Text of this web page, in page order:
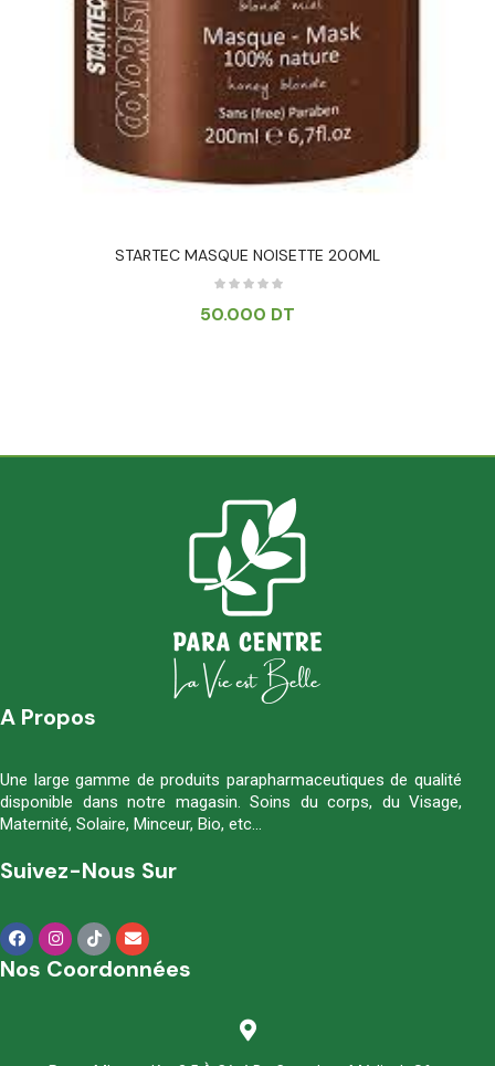
STARTEC MASQUE NOISETTE 200ML
50.000 DT
A Propos
Une large gamme de produits parapharmaceutiques de qualité
disponible dans notre magasin. Soins du corps, du Visage,
Maternité, Solaire, Minceur, Bio, etc…
Suivez-Nous Sur
Nos Coordonnées